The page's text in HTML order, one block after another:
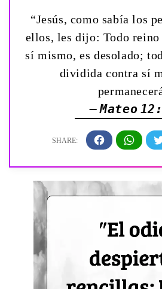
“Jesús, como sabía los
ellos, les dijo: Todo
sí mismo, es desolado;
dividida contra sí
— Mateo